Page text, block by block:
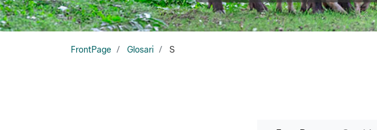
FrontPage Glosari S